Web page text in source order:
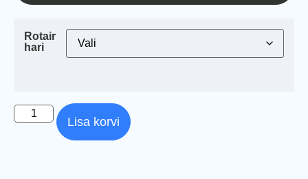
Rotair
hari
Lisa korvi